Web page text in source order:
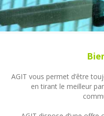
AGIT vous permet d’être
en tirant le meilleur